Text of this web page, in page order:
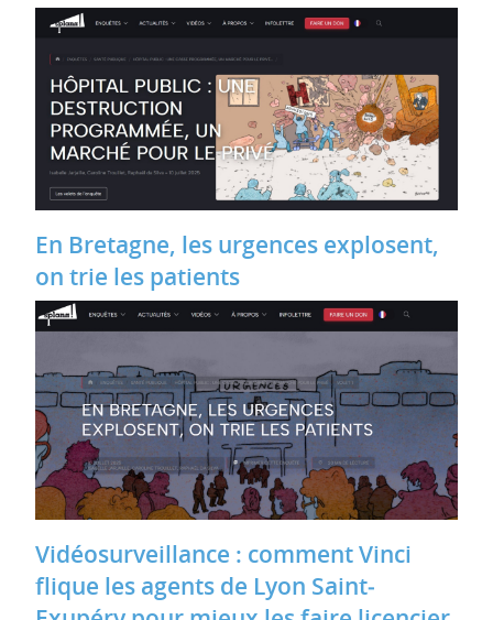
En Bretagne, les urgences explosent,
on trie les patients
Vidéosurveillance : comment Vinci
flique les agents de Lyon Saint‐